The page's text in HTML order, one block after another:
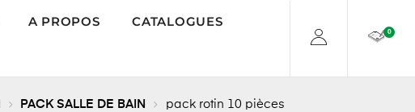
A PROPOS CATALOGUES
0
PACK SALLE DE BAIN pack rotin 10 pièces